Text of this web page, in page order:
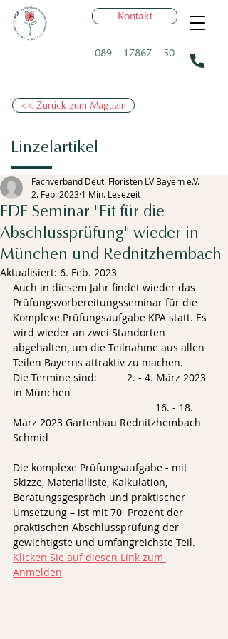
089 – 17867 – 50
Kontakt
<< Zurück zum Magazin
Einzelartikel
FDF Seminar "Fit für die
Abschlussprüfung" wieder in
München und Rednitzhembach
Fachverband Deut. Floristen LV Bayern e.V.
2. Feb. 2023 1 Min. Lesezeit
Aktualisiert: 6. Feb. 2023
Auch in diesem Jahr findet wieder das
Prüfungsvorbereitungsseminar für die
Komplexe Prüfungsaufgabe KPA statt. Es
wird wieder an zwei Standorten
abgehalten, um die Teilnahme aus allen
Teilen Bayerns attraktiv zu machen.
Die Termine sind:		2. - 4. März 2023
in München
März 2023 Gartenbau Rednitzhembach
Schmid
Die komplexe Prüfungsaufgabe - mit
Skizze, Materialliste, Kalkulation,
Beratungsgespräch und praktischer
Umsetzung – ist mit 70  Prozent der
praktischen Abschlussprüfung der
gewichtigste und umfangreichste Teil.
Klicken Sie auf diesen Link zum
Anmelden